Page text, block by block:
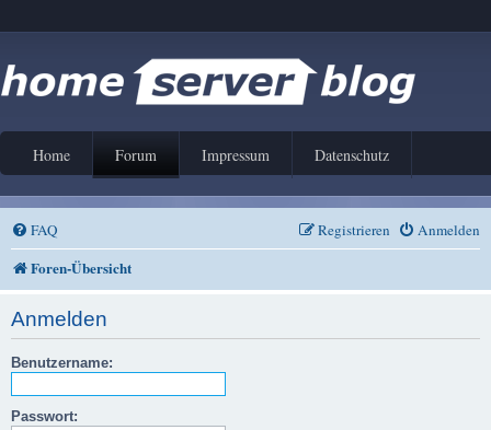
Home Forum Impressum Datenschutz
FAQ Anmelden
Registrieren
Foren-Übersicht
Anmelden
Benutzername:
Passwort: